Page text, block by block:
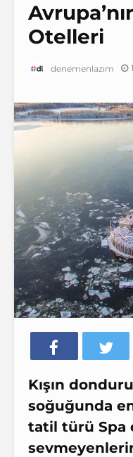
Otelleri
denemenlazım
Kışın
soğuğunda
tatil türü Spa